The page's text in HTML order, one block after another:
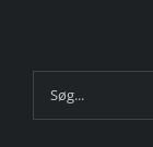
Søg
efter: